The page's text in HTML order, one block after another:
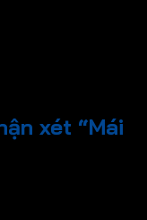
xét “Mái